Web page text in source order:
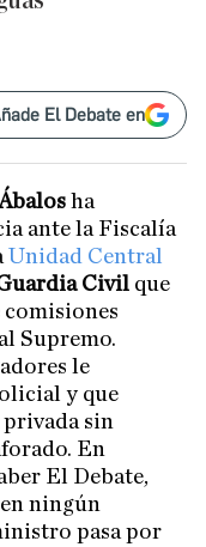
El Debate en
ha
ante la Fiscalía
Unidad Central
Civil que
comisiones
Supremo.
le
y que
sin
En
El Debate,
ningún
pasa por